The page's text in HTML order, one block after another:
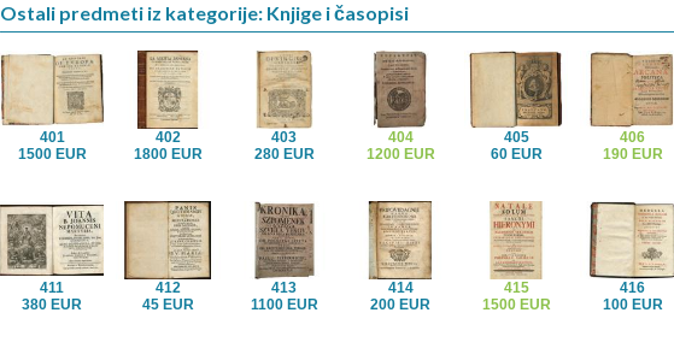
Ostali predmeti iz kategorije: Knjige i časopisi
401
1500 EUR
402
1800 EUR
403
280 EUR
404
1200 EUR
405
60 EUR
406
190 EUR
411
380 EUR
412
45 EUR
413
1100 EUR
414
200 EUR
415
1500 EUR
416
100 EUR